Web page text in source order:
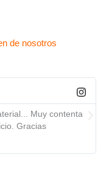
de nosotros
Muy contenta
Gracias